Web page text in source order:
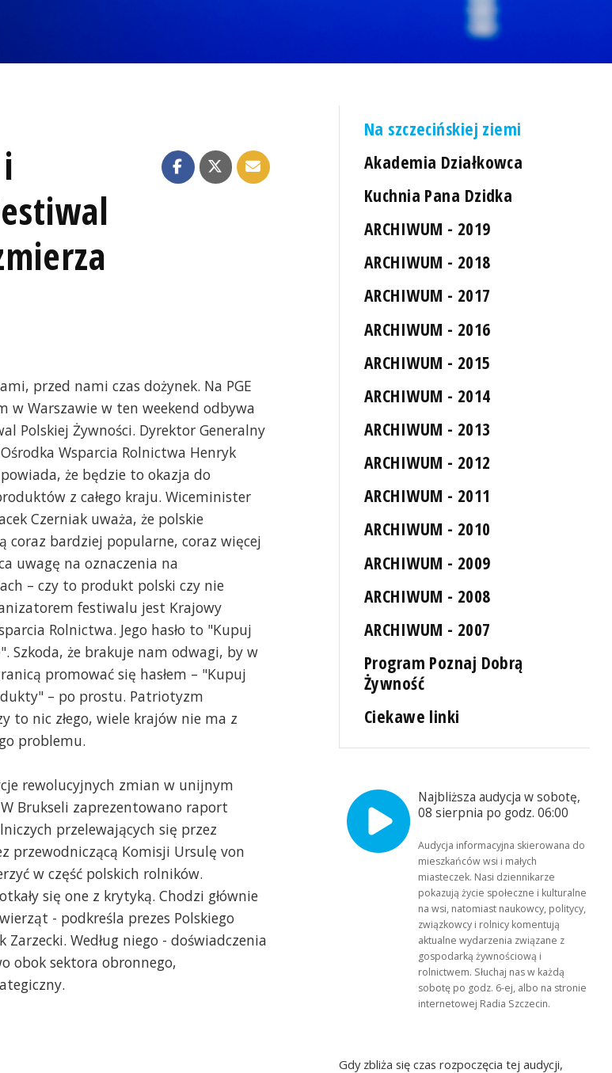
przed nami czas dożynek. Na PGE
w Warszawie w ten weekend odbywa
Polskiej Żywności. Dyrektor Generalny
Wsparcia Rolnictwa Henryk
że będzie to okazja do
z całego kraju. Wiceminister
Czerniak uważa, że polskie
coraz bardziej popularne, coraz więcej
uwagę na oznaczenia na
– czy to produkt polski czy nie
festiwalu jest Krajowy
Rolnictwa. Jego hasło to "Kupuj
Szkoda, że brakuje nam odwagi, by w
promować się hasłem – "Kupuj
– po prostu. Patriotyzm
to nic złego, wiele krajów nie ma z
problemu.
rewolucyjnych zmian w unijnym
Brukseli zaprezentowano raport
przelewających się przez
przewodniczącą Komisji Ursulę von
w część polskich rolników.
się one z krytyką. Chodzi głównie
- podkreśla prezes Polskiego
Według niego - doświadczenia
obok sektora obronnego,
Na szczecińskiej ziemi
Akademia Działkowca
Kuchnia Pana Dzidka
ARCHIWUM - 2019
ARCHIWUM - 2018
ARCHIWUM - 2017
ARCHIWUM - 2016
ARCHIWUM - 2015
ARCHIWUM - 2014
ARCHIWUM - 2013
ARCHIWUM - 2012
ARCHIWUM - 2011
ARCHIWUM - 2010
ARCHIWUM - 2009
ARCHIWUM - 2008
ARCHIWUM - 2007
Program Poznaj Dobrą
Żywność
Ciekawe linki
Najbliższa audycja w sobotę,
08 sierpnia po godz. 06:00
Audycja informacyjna skierowana do
mieszkańców wsi i małych
miasteczek. Nasi dziennikarze
pokazują życie społeczne i kulturalne
na wsi, natomiast naukowcy, politycy,
związkowcy i rolnicy komentują
aktualne wydarzenia związane z
gospodarką żywnościową i
rolnictwem. Słuchaj nas w każdą
sobotę po godz. 6-ej, albo na stronie
internetowej Radia Szczecin.
Gdy zbliża się czas rozpoczęcia tej audycji,